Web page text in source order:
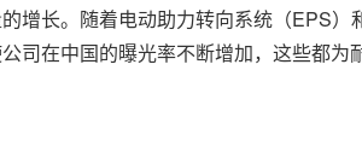
增长。随着电动助力转向系统（EPS
司在中国的曝光率不断增加，这些都